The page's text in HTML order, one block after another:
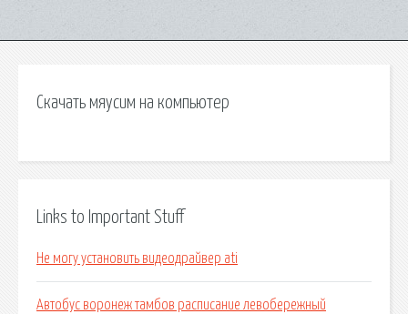
Скачать мяусим на компьютер
Links to Important Stuff
Не могу установить видеодрайвер ati
Автобус воронеж тамбов расписание левобережный